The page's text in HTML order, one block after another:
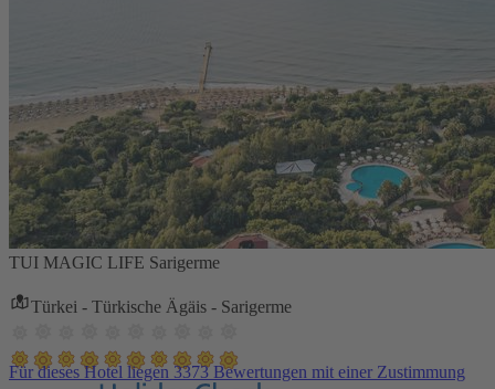
TUI MAGIC LIFE Sarigerme
Türkei - Türkische Ägäis - Sarigerme
Für dieses Hotel liegen 3373 Bewertungen mit einer Zustimmung